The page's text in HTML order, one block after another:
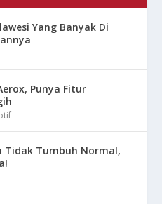
Yang Banyak Di
Punya Fitur
Tidak Tumbuh Normal,